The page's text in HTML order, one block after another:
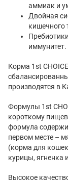
аммиак и
Двойная
кишечного
иммунитет.
Корма 1st
производятся в
Формулы 1st
короткому
формула
первом месте –
(корма для
курицы, ягненка
Высокое